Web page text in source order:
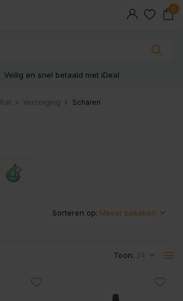
0
Veilig en snel betaald met iDeal
Kat Verzorging Scharen
Toon:
Sorteren op: